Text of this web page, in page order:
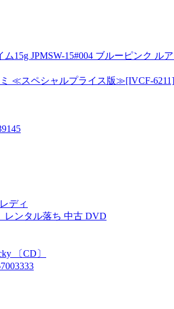
15g JPMSW-15#004 ブルーピンク ル
≪スペシャルプライス版≫[IVCF-6211]
ディ
レンタル落ち 中古 DVD
〔CD〕